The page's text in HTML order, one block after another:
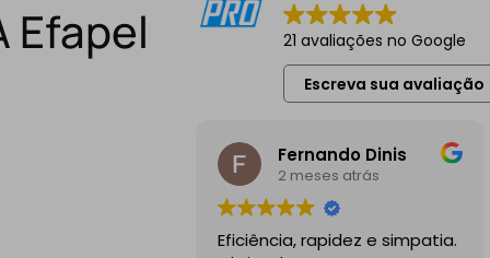
Efapel
21 avaliações no Google
Escreva sua avaliação
Fernando Dinis
2 meses atrás
Eficiência, rapidez e simpatia.